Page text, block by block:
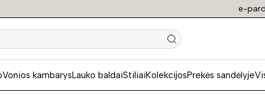
e-
Vonios kambarysLauko baldaiStiliaiKolekcijosPrekės sandėlyje
sofos